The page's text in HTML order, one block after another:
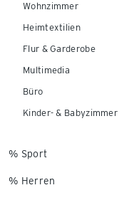
Wohnzimmer
Heimtextilien
Flur & Garderobe
Multimedia
Büro
Kinder- & Babyzimmer
% Sport
% Herren